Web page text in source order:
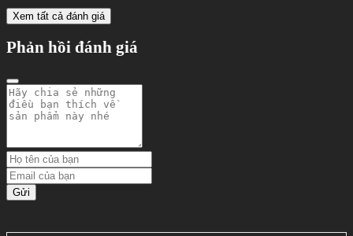
Xem tất cả đánh giá
Phản hồi đánh giá
Gửi